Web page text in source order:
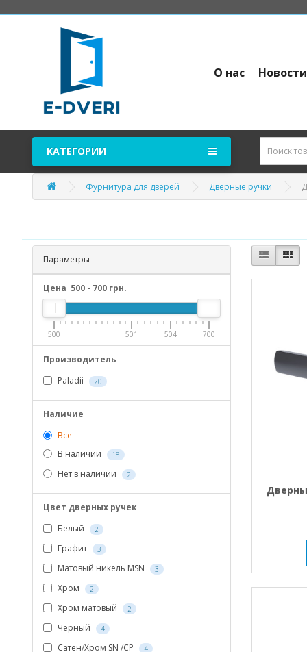
О нас Новости
КАТЕГОРИИ
Фурнитура для дверей Дверные ручки
Параметры
Цена 500 - 700 грн.
500 501 504 700
Производитель
Paladii
20
Наличие
Все
В наличии
18
Нет в наличии 2
Цвет дверных ручек
Белый
2
Графит 3
Матовый никель MSN 3
Хром 2
Хром матовый 2
Черный 4
Сатен/Хром SN /CP 4